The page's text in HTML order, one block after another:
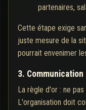
partenaires,
Cette étape exige
juste mesure de la
pourrait envenimer
3.
La règle d'or : ne
L'organisation doit